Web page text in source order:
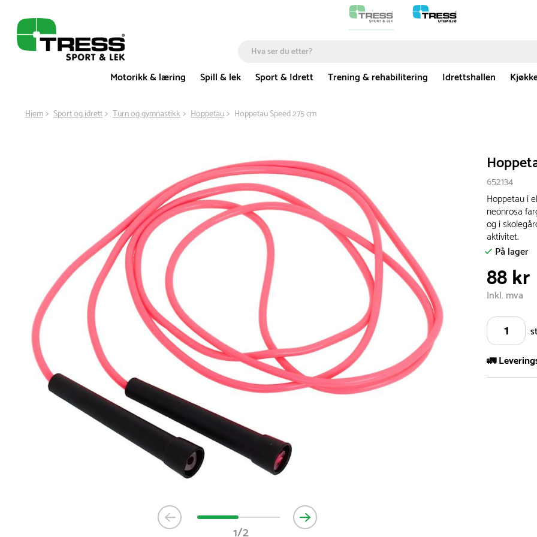
Motorikk & læring Spill & lek Sport & Idrett Trening & rehabilitering Idrettshallen
Hjem Sport og idrett Turn og gymnastikk Hoppetau Hoppetau Speed 275 cm
1/2
652134
Hoppetau i
neonrosa
og i
aktivitet.
På lager
88 kr
Inkl. mva
🚛